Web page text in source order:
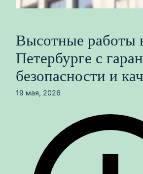
Высотные работы
Петербурге с
безопасности и
19 мая, 2026